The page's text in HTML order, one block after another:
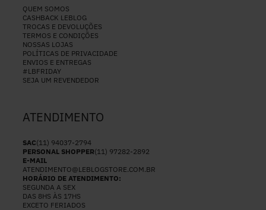
QUEM SOMOS
CASHBACK LEBLOG
TROCAS E DEVOLUÇÕES
TERMOS E CONDIÇÕES
NOSSAS LOJAS
POLÍTICAS DE PRIVACIDADE
ENVIOS E ENTREGAS
#LBFRIDAY
SEJA UM REVENDEDOR
ATENDIMENTO
SAC(11) 94037-2794
PERSONAL SHOPPER(11) 97282-2892
E-MAIL
ATENDIMENTO@LEBLOGSTORE.COM.BR
HORÁRIO DE ATENDIMENTO:
SEGUNDA A SEX
DAS 8HS ÀS 17HS
EXCETO FERIADOS